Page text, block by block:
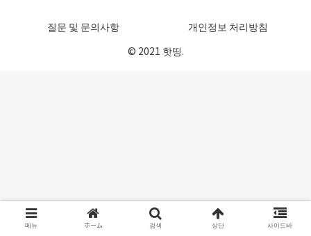
질문 및 문의사항
개인정보 처리방침
© 2021 핫띵.
메뉴 ホーム 검색 상단 사이드바